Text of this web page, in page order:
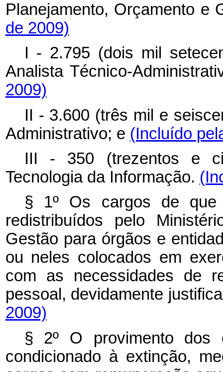
Planejamento, Orçamento e
de 2009)
I - 2.795 (dois mil
Analista Técnico-
2009)
II - 3.600 (três mil e
Administrativo; e (Incluído
III - 350 (trezentos e
Tecnologia da Informação.
§ 1º Os cargos de
redistribuídos pelo
Gestão para órgãos e
ou neles colocados em
com as necessidades de
pessoal, devidamente
2009)
§ 2º O provimento dos
condicionado à extinção,